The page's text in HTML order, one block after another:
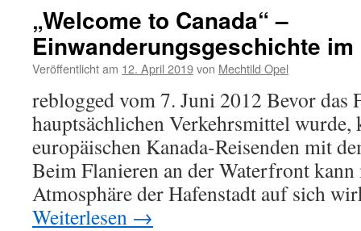
„Welcome to Canada“ –
Einwanderungsgeschichte im
Veröffentlicht am 12. April 2019von Mechtild Opel
reblogged vom 7. Juni 2012 Bevor das
hauptsächlichen Verkehrsmittel
europäischen Kanada-Reisenden mit
Beim Flanieren an der Waterfront
Atmosphäre der Hafenstadt auf sich
Weiterlesen →